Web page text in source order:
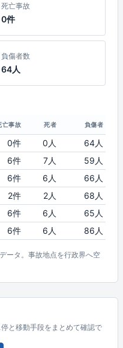
死亡事故
0件
負傷者数
64人
亡事故 死者 負傷者
0件 0人
64人
6件 7人
59人
6件 6人
66人
2件 2人
68人
6件 6人
65人
6件 6人 86人
ータ。事故地点を行政界へ空
と移動手段をまとめて確認で